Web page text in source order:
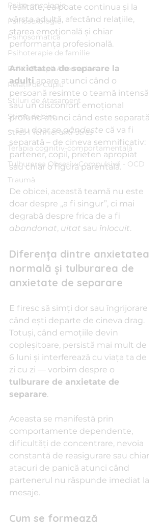
Psiho-oncologie
Psihosexologie
Psihosomatică
Psihoterapie de familie
Reiki I Terapii Alternative
Relații de Cuplu
Stiluri de Atașament
Stima de sine
Stres I Tehnici anti-stres
Terapia cognitiv-comportamentală
Tulburarea Obsesiv-Compulsivă - OCD
Traumă
realitate, ea poate continua și la
vârsta adultă, afectând relațiile,
starea emoțională și chiar
performanța profesională.
Anxietatea de separare la
adulți apare atunci când o
persoană resimte o teamă intensă
sau un disconfort emoțional
profund atunci când este separată
– sau doar se gândește că va fi
separată – de cineva semnificativ:
partener, copil, prieten apropiat
sau chiar o figură parentală.
De obicei, această teamă nu este
doar despre „a fi singur”, ci mai
degrabă despre frica de a fi
abandonat, uitat sau înlocuit.
Diferența dintre anxietatea
normală și tulburarea de
anxietate de separare
E firesc să simți dor sau îngrijorare
când ești departe de cineva drag.
Totuși, când emoțiile devin
copleșitoare, persistă mai mult de
6 luni și interferează cu viața ta de
zi cu zi — vorbim despre o
tulburare de anxietate de
separare.
Aceasta se manifestă prin
comportamente dependente,
dificultăți de concentrare, nevoia
constantă de reasigurare sau chiar
atacuri de panică atunci când
partenerul nu răspunde imediat la
mesaje.
Cum se formează